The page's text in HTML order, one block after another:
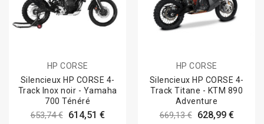
HP CORSE
Silencieux HP CORSE 4-
Track Inox noir - Yamaha
700 Ténéré
653,74 € 614,51 €
HP CORSE
Silencieux HP CORSE 4-
Track Titane - KTM 890
Adventure
669,13 € 628,99 €